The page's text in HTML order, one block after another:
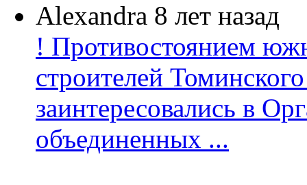
Alexandra 8 лет назад
! Противостоянием
строителей
заинтересовались в
объединенных ...